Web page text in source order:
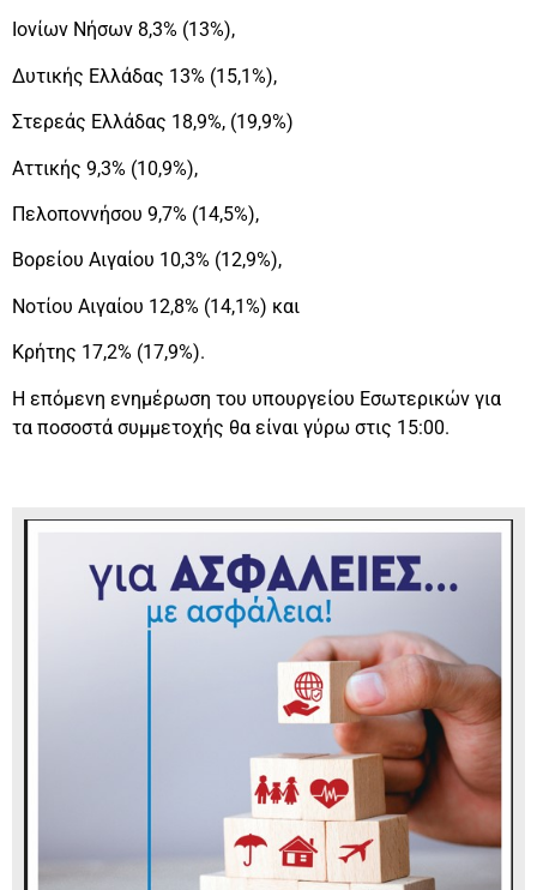
Ιονίων Νήσων 8,3% (13%),
Δυτικής Ελλάδας 13% (15,1%),
Στερεάς Ελλάδας 18,9%, (19,9%)
Αττικής 9,3% (10,9%),
Πελοποννήσου 9,7% (14,5%),
Βορείου Αιγαίου 10,3% (12,9%),
Νοτίου Αιγαίου 12,8% (14,1%) και
Κρήτης 17,2% (17,9%).
Η επόμενη ενημέρωση του υπουργείου Εσωτερικών για
τα ποσοστά συμμετοχής θα είναι γύρω στις 15:00.